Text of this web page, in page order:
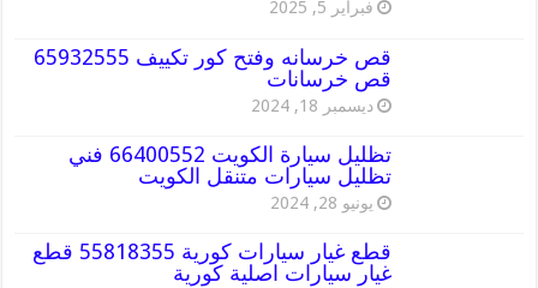
فبراير 5, 2025
قص خرسانه وفتح كور تكييف 65932555
قص خرسانات
ديسمبر 18, 2024
تظليل سيارة الكويت 66400552 فني
تظليل سيارات متنقل الكويت
يونيو 28, 2024
قطع غيار سيارات كورية 55818355 قطع
غيار سيارات اصلية كورية